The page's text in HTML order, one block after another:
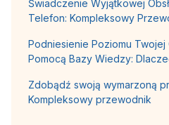
Świadczenie Wyjątkowej
Telefon: Kompleksowy
Podniesienie Poziomu Twojej
Pomocą Bazy Wiedzy:
Zdobądź swoją wymarzoną
Kompleksowy przewodnik